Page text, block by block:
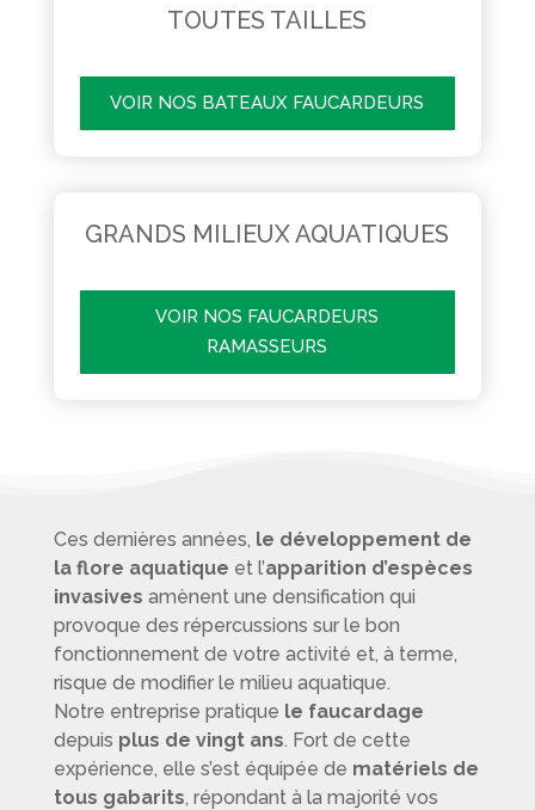
TOUTES TAILLES
VOIR NOS BATEAUX FAUCARDEURS
GRANDS MILIEUX AQUATIQUES
VOIR NOS FAUCARDEURS
RAMASSEURS
Ces dernières années, le développement de
la flore aquatique et l’apparition d’espèces
invasives amènent une densification qui
provoque des répercussions sur le bon
fonctionnement de votre activité et, à terme,
risque de modifier le milieu aquatique.
Notre entreprise pratique le faucardage
depuis plus de vingt ans. Fort de cette
expérience, elle s’est équipée de matériels de
tous gabarits, répondant à la majorité vos